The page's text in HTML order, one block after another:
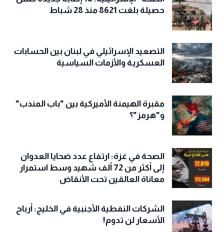
حصيلة بلغت 8621 منذ 28 شباط
التصعيد الإسرائيلي في لبنان بين الحسابات
العسكرية والأزمات السياسية
مقبرة الهيمنة الأميركية بين "باب المندب"
و"هرمز"؟
الصحة في غزة: ارتفاع عدد ضحايا العدوان
إلى أكثر من 72 ألف شهيد وسط استمرار
معاناة العالقين تحت الأنقاض
الشركات النفطية الأجنبية في الخليج: أرباح
الأسعار لن تدوم!